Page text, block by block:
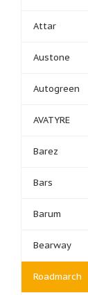
Attar
Austone
Autogreen
AVATYRE
Barez
Bars
Barum
Bearway
Roadmarch